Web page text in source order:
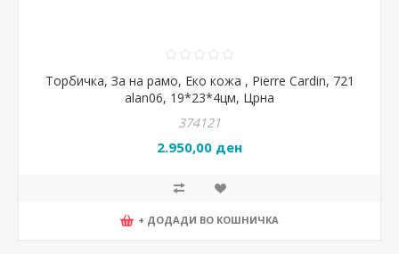
Торбичка, За на рамо, Еко кожа , Pierre Cardin, 721
alan06, 19*23*4цм, Црна
374121
2.950,00 ден
+ ДОДАДИ ВО КОШНИЧКА